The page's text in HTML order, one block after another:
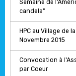
Semaine de
candela"
HPC au Village de
Novembre 2015
Convocation à
par Coeur